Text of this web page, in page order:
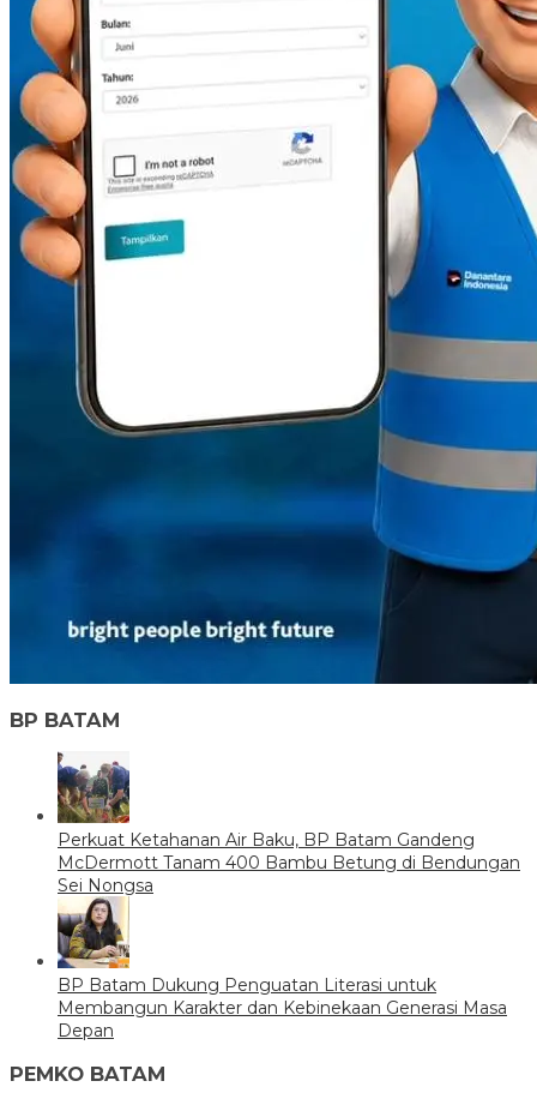
BP BATAM
Perkuat Ketahanan Air Baku, BP Batam Gandeng
McDermott Tanam 400 Bambu Betung di Bendungan
Sei Nongsa
BP Batam Dukung Penguatan Literasi untuk
Membangun Karakter dan Kebinekaan Generasi Masa
Depan
PEMKO BATAM